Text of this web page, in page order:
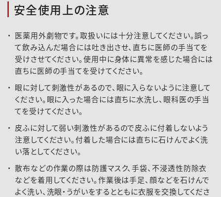
安全使用上の注意
医薬用外劇物です。取扱いには十分注意してください。誤っ
て飲み込んだ場合には吐き出させ、直ちに医師の手当てを
受けさせてください。使用中に身体に異常を感じた場合には
直ちに医師の手当てを受けてください。
眼に対して刺激性があるので、眼に入らないように注意して
ください。眼に入った場合には直ちに水洗し、眼科医の手当
てを受けてください。
皮ふに対して弱い刺激性があるので皮ふに付着しないよう
注意してください。付着した場合には直ちに石けんでよく洗
い落としてください。
散布などの作業の際は防護マスク、手袋、不浸透性防除衣
などを着用してください。作業後は手足、顔などを石けんで
よく洗い、洗眼・うがいをするとともに衣服を交換してくださ